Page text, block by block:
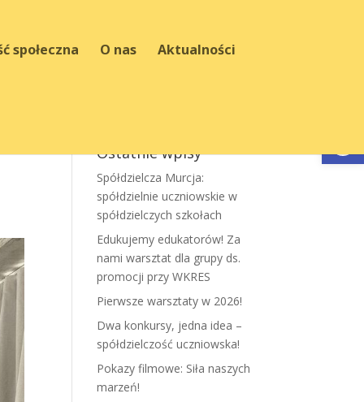
społeczna O nas Aktualności
Ostatnie wpisy
Spółdzielcza Murcja:
spółdzielnie uczniowskie w
spółdzielczych szkołach
Edukujemy edukatorów! Za
nami warsztat dla grupy ds.
promocji przy WKRES
Pierwsze warsztaty w 2026!
Dwa konkursy, jedna idea –
spółdzielczość uczniowska!
Pokazy filmowe: Siła naszych
marzeń!